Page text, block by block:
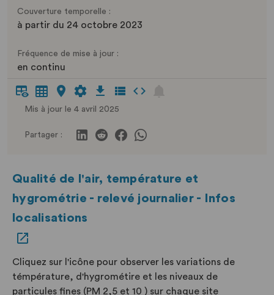
Couverture temporelle :
à partir du 24 octobre 2023
Fréquence de mise à jour :
en continu
Mis à jour le 4 avril 2025
Partager :
Qualité de l'air, température et
hygrométrie - relevé journalier - Infos
localisations
Cliquez sur l'icône pour observer les variations de
témpérature, d'hygrométire et les niveaux de
particules fines (PM 2,5 et 10 ) sur chaque site